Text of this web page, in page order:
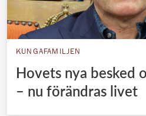
KUNGAFAMILJEN
Hovets nya besked
– nu förändras livet